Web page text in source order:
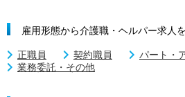
雇用形態から介護職・ヘルパー求人
正職員 契約職員
パート・
業務委託・その他